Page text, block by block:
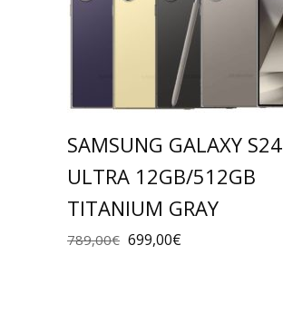
SAMSUNG GALAXY S24
ULTRA 12GB/512GB
TITANIUM GRAY
789,00€ 699,00€